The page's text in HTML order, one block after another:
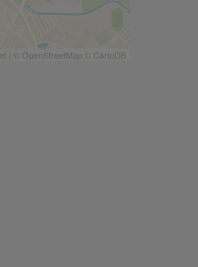
| © OpenStreetMap © CartoDB